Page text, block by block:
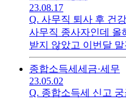
제 카톡 계정을 차단한
고 프로필만 보이는
23.08.17
Q. 사무직 퇴사 후 건
사무직 종사자인데 올
받지 않았고 이번달
검진 받아도 상관없나
요?
종합소득세 세금·세무
23.05.02
Q. 종합소득세 신고